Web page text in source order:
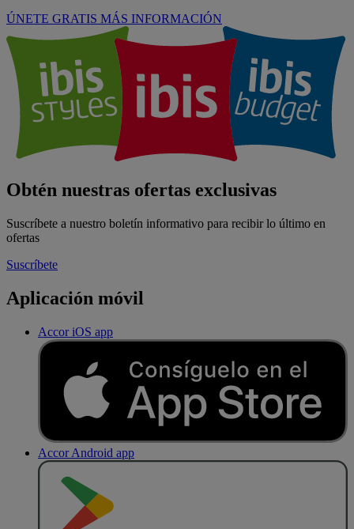
ÚNETE GRATIS MÁS INFORMACIÓN
Obtén nuestras ofertas exclusivas
Suscríbete a nuestro boletín informativo para recibir lo último en
ofertas
Suscríbete
Aplicación móvil
Accor iOS app
Accor Android app